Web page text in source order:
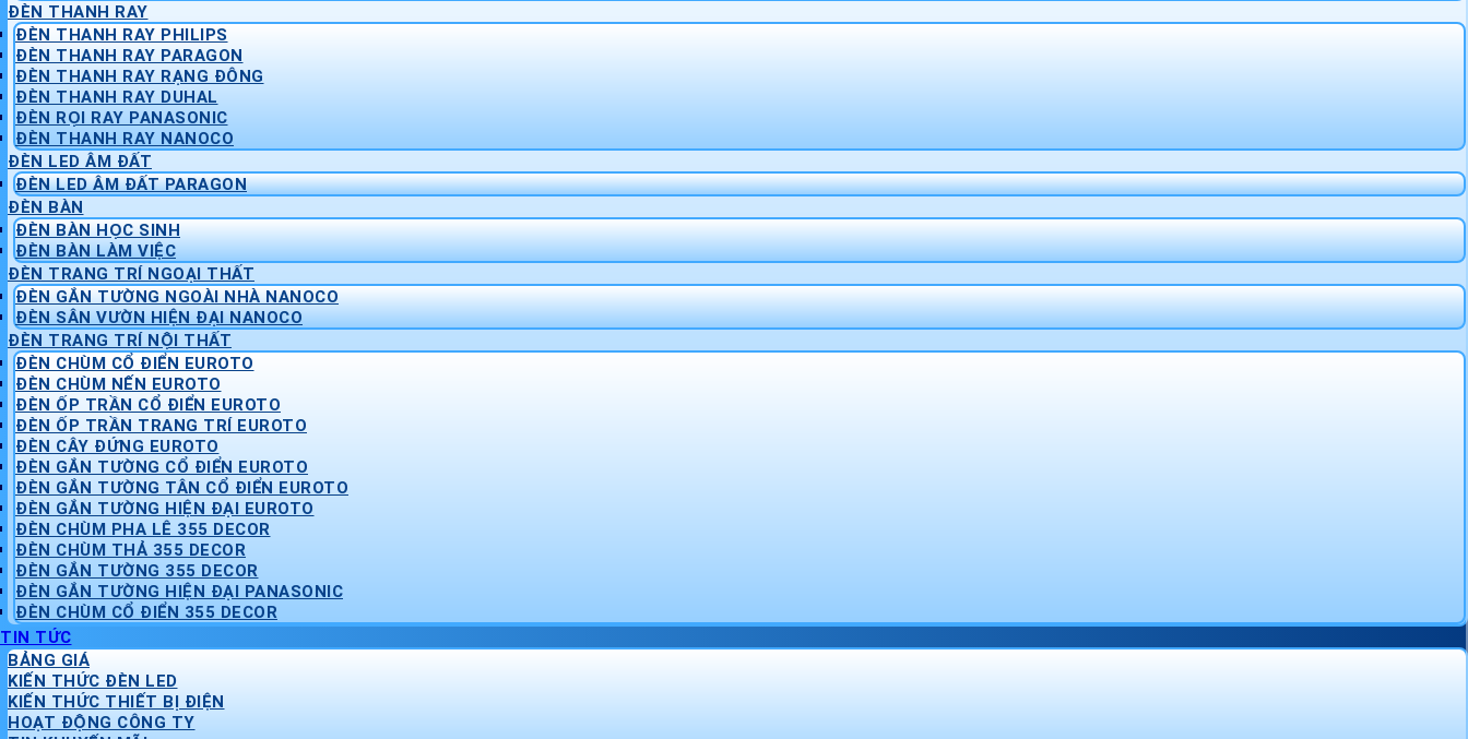
ĐÈN THANH RAY
ĐÈN THANH RAY PHILIPS
ĐÈN THANH RAY PARAGON
ĐÈN THANH RAY RẠNG ĐÔNG
ĐÈN THANH RAY DUHAL
ĐÈN RỌI RAY PANASONIC
ĐÈN THANH RAY NANOCO
ĐÈN LED ÂM ĐẤT
ĐÈN LED ÂM ĐẤT PARAGON
ĐÈN BÀN
ĐÈN BÀN HỌC SINH
ĐÈN BÀN LÀM VIỆC
ĐÈN TRANG TRÍ NGOẠI THẤT
ĐÈN GẮN TƯỜNG NGOÀI NHÀ NANOCO
ĐÈN SÂN VƯỜN HIỆN ĐẠI NANOCO
ĐÈN TRANG TRÍ NỘI THẤT
ĐÈN CHÙM CỔ ĐIỂN EUROTO
ĐÈN CHÙM NẾN EUROTO
ĐÈN ỐP TRẦN CỔ ĐIỂN EUROTO
ĐÈN ỐP TRẦN TRANG TRÍ EUROTO
ĐÈN CÂY ĐỨNG EUROTO
ĐÈN GẮN TƯỜNG CỔ ĐIỂN EUROTO
ĐÈN GẮN TƯỜNG TÂN CỔ ĐIỂN EUROTO
ĐÈN GẮN TƯỜNG HIỆN ĐẠI EUROTO
ĐÈN CHÙM PHA LÊ 355 DECOR
ĐÈN CHÙM THẢ 355 DECOR
ĐÈN GẮN TƯỜNG 355 DECOR
ĐÈN GẮN TƯỜNG HIỆN ĐẠI PANASONIC
ĐÈN CHÙM CỔ ĐIỂN 355 DECOR
TIN TỨC
BẢNG GIÁ
KIẾN THỨC ĐÈN LED
KIẾN THỨC THIẾT BỊ ĐIỆN
HOẠT ĐỘNG CÔNG TY